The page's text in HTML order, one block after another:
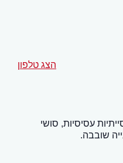
הצג טלפון
עסיסיות, סושי
שובבה.